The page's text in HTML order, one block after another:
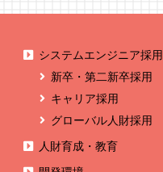
システムエンジニア採用
新卒・第二新卒採用
キャリア採用
グローバル人財採用
人財育成・教育